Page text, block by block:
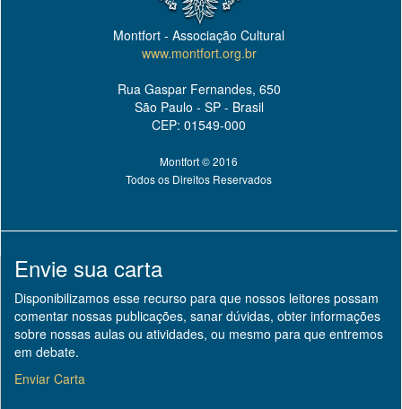
Montfort - Associação Cultural
www.montfort.org.br
Rua Gaspar Fernandes, 650
São Paulo - SP - Brasil
CEP: 01549-000
Montfort © 2016
Todos os Direitos Reservados
Envie sua carta
Disponibilizamos esse recurso para que nossos leitores possam
comentar nossas publicações, sanar dúvidas, obter informações
sobre nossas aulas ou atividades, ou mesmo para que entremos
em debate.
Enviar Carta